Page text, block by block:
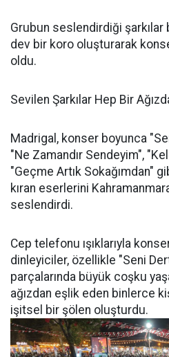
Grubun seslendirdiği
dev bir koro oluşturarak
oldu.
Sevilen Şarkılar Hep Bir
Madrigal, konser boyunca
"Ne Zamandır Sendeyim",
"Geçme Artık Sokağımdan"
kıran eserlerini
seslendirdi.
Cep telefonu ışıklarıyla
dinleyiciler, özellikle "Seni
parçalarında büyük coşku
ağızdan eşlik eden binlerce
işitsel bir şölen oluşturdu.